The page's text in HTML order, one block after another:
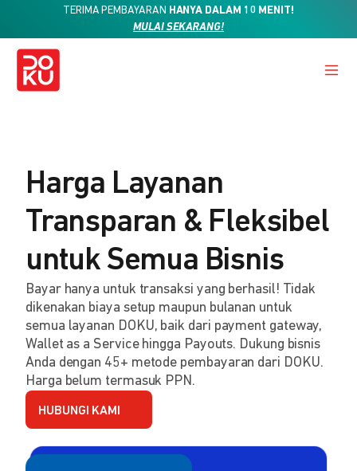
TERIMA PEMBAYARAN HANYA DALAM 10 MENIT!
MULAI SEKARANG!
Harga Layanan
Transparan & Fleksibel
untuk Semua Bisnis
Bayar hanya untuk transaksi yang berhasil! Tidak
dikenakan biaya setup maupun bulanan untuk
semua layanan DOKU, baik dari payment gateway,
Wallet as a Service hingga Payouts. Dukung bisnis
Anda dengan 45+ metode pembayaran dari DOKU.
Harga belum termasuk PPN.
HUBUNGI KAMI